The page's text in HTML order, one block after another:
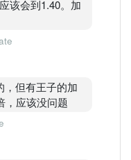
该会到1.40。加
，但有王子的加
，应该没问题